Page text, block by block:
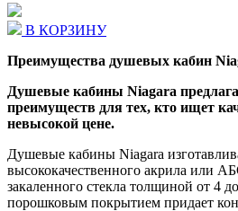
В КОРЗИНУ
Преимущества душевых кабин
Душевые кабины Niagara
преимуществ для тех, кто ищет
невысокой цене.
Душевые кабины Niagara
высококачественного акрила или
закаленного стекла толщиной от 4
порошковым покрытием придает